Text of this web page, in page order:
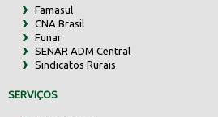
Famasul
CNA Brasil
Funar
SENAR ADM Central
Sindicatos Rurais
SERVIÇOS